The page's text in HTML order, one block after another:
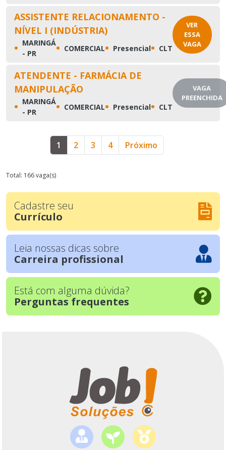
ASSISTENTE RELACIONAMENTO -
NÍVEL I (INDÚSTRIA)
• MARINGÁ
- PR
• COMERCIAL• Presencial• CLT
VER
ESSA
VAGA
ATENDENTE - FARMÁCIA DE
MANIPULAÇÃO
• MARINGÁ
- PR
• COMERCIAL• Presencial• CLT
VAGA
PREENCHIDA
1 2 3 4 Próximo
Total: 166 vaga(s)
Cadastre seu
Currículo
Leia nossas dicas sobre
Carreira profissional
Está com alguma dúvida?
Perguntas frequentes